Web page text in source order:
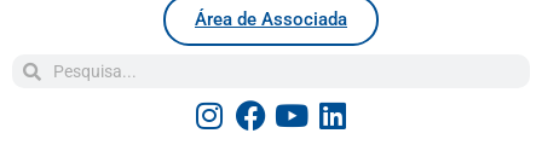
Área de Associada